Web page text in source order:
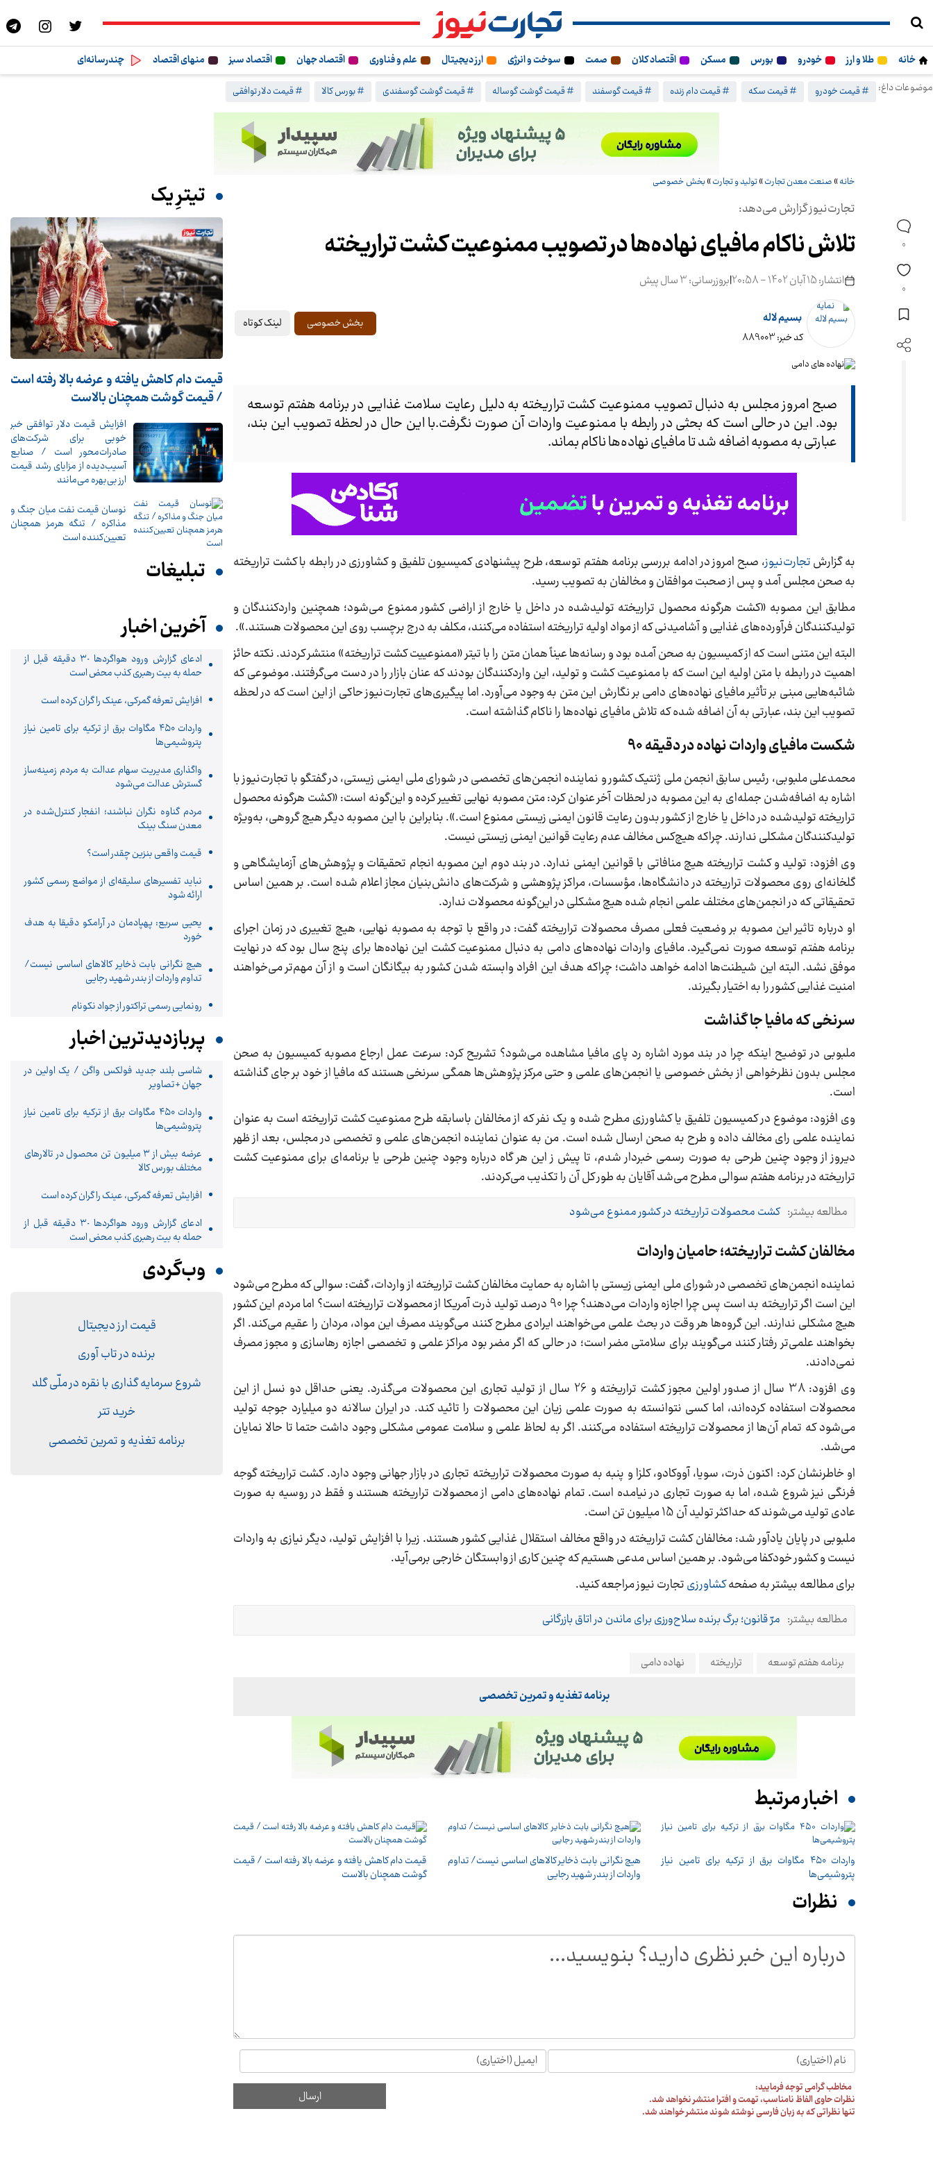
خانه طلا و ارز خودرو بورس مسکن اقتصاد کلان صمت سوخت و انرژی ارز دیجیتال علم و فناوری اقتصاد جهان اقتصاد سبز منهای اقتصاد
چندرسانه‌ای
موضوعات داغ:
# قیمت خودرو # قیمت سکه # قیمت دام زنده # قیمت گوسفند # قیمت گوشت گوساله # قیمت گوشت گوسفندی # بورس کالا # قیمت دلار توافقی
0
0
خانه» صنعت معدن تجارت»تولید و تجارت»بخش خصوصی
تجارت‌نیوز گزارش می‌دهد:
تلاش ناکام مافیای نهاده‌ها در تصویب ممنوعیت کشت تراریخته
انتشار: 15 آبان 1402 - 20:58 |بروزرسانی: 3 سال پیش
بسیم لاله
کد خبر: 889003
بخش خصوصی لینک کوتاه
صبح امروز مجلس به دنبال تصویب ممنوعیت کشت تراریخته به دلیل رعایت سلامت غذایی در برنامه هفتم توسعه
بود. این در حالی است که بحثی در رابطه با ممنوعیت واردات آن صورت نگرفت.با این حال در لحظه تصویب این بند،
عبارتی به مصوبه اضافه شد تا مافیای نهاده‌ها ناکام بماند.
به گزارشتجارت‌نیوز، صبح امروز در ادامه بررسی برنامه هفتم توسعه، طرح پیشنهادی کمیسیون تلفیق و کشاورزی در رابطه با کشت تراریخته
به صحن مجلس آمد و پس از صحبت موافقان و مخالفان به تصویب رسید.
مطابق این مصوبه «کشت هرگونه محصول تراریخته تولیدشده در داخل یا خارج از اراضی کشور ممنوع می‌شود؛ همچنین واردکنندگان و
تولیدکنندگان فرآورده‌های غذایی و آشامیدنی که از مواد اولیه تراریخته استفاده می‌کنند، مکلف به درج برچسب روی این محصولات هستند.».
البته این متنی است که از کمیسیون به صحن آمده بود و رسانه‌ها عیناً همان متن را با تیتر «ممنوعییت کشت تراریخته» منتشر کردند. نکته حائز
اهمیت در رابطه با متن اولیه این است که با ممنوعیت کشت و تولید، این واردکنندگان بودند که عنان بازار را در دست می‌گرفتند. موضوعی که
شائبه‌هایی مبنی بر تأثیر مافیای نهاده‌های دامی بر نگارش این متن به وجود می‌آورد. اما پیگیری‌های تجارت‌نیوز حاکی از این است که در لحظه
تصویب این بند، عبارتی به آن اضافه شده که تلاش مافیای نهاده‌ها را ناکام گذاشته است.
شکست مافیای واردات نهاده در دقیقه 90
محمدعلی ملبوبی، رئیس سابق انجمن ملی ژنتیک کشور و نماینده انجمن‌های تخصصی در شورای ملی ایمنی زیستی، در گفتگو با تجارت‌نیوز با
اشاره به اضافه‌شدن جمله‌ای به این مصوبه در لحظات آخر عنوان کرد: متن مصوبه نهایی تغییر کرده و این‌گونه است: «کشت هرگونه محصول
تراریخته تولیدشده در داخل یا خارج از کشور بدون رعایت قانون ایمنی زیستی ممنوع است.». بنابراین با این مصوبه دیگر هیچ گروهی، به‌ویژه
تولیدکنندگان مشکلی ندارند. چراکه هیچ‌کس مخالف عدم رعایت قوانین ایمنی زیستی نیست.
وی افزود: تولید و کشت تراریخته هیچ منافاتی با قوانین ایمنی ندارد. در بند دوم این مصوبه انجام تحقیقات و پژوهش‌های آزمایشگاهی و
گلخانه‌ای روی محصولات تراریخته در دانشگاه‌ها، مؤسسات، مراکز پژوهشی و شرکت‌های دانش‌بنیان مجاز اعلام شده است. بر همین اساس
تحقیقاتی که در انجمن‌های مختلف علمی انجام شده هیچ مشکلی در این‌گونه محصولات ندارد.
او درباره تاثیر این مصوبه بر وضعیت فعلی مصرف محصولات تراریخته گفت: در واقع با توجه به مصوبه نهایی، هیچ تغییری در زمان اجرای
برنامه هفتم توسعه صورت نمی‌گیرد. مافیای واردات نهاد‌ه‌های دامی به دنبال ممنوعیت کشت این نهاده‌ها برای پنج سال بود که در نهایت
موفق نشد. البته این شیطنت‌ها ادامه خواهد داشت؛ چراکه هدف این افراد وابسته شدن کشور به بیگانگان است و از آن مهم‌تر می‌خواهند
امنیت غذایی کشور را به اختیار بگیرند.
سرنخی که مافیا جا گذاشت
ملبوبی در توضیح اینکه چرا در بند مورد اشاره رد پای مافیا مشاهده می‌شود؟ تشریح کرد: سرعت عمل ارجاع مصوبه کمیسیون به صحن
مجلس بدون نظرخواهی از بخش خصوصی یا انجمن‌های علمی و حتی مرکز پژوهش‌ها همگی سرنخی هستند که مافیا از خود بر جای گذاشته
است.
وی افزود: موضوع در کمیسیون تلفیق یا کشاورزی مطرح شده و یک نفر که از مخالفان باسابقه طرح ممنوعیت کشت تراریخته است به عنوان
نماینده علمی رای مخالف داده و طرح به صحن ارسال شده است. من به عنوان نماینده انجمن‌های علمی و تخصصی در مجلس، بعد از ظهر
دیروز از وجود چنین طرحی به صورت رسمی خبردار شدم، تا پیش ز این هر گاه درباره وجود چنین طرحی یا برنامه‌ای برای ممنوعیت کشت
تراریخته در برنامه هفتم سوالی مطرح می‌شد آقایان به طور کل آن را تکذیب می‌کردند.
مطالعه بیشتر: کشت محصولات تراریخته در کشور ممنوع می‌شود
مخالفان کشت تراریخته؛ حامیان واردات
نماینده انجمن‌های تخصصی در شورای ملی ایمنی زیستی با اشاره به حمایت مخالفان کشت تراریخته از واردات، گفت: سوالی که مطرح می‌شود
این است اگر تراریخته بد است پس چرا اجازه واردات می‌دهند؟ چرا 90 درصد تولید ذرت آمریکا از محصولات تراریخته است؟ اما مردم این کشور
هیچ مشکلی ندارند. این گروه‌ها هر وقت در بحث علمی می‌خواهند ایرادی مطرح کنند می‌گویند مصرف این مواد، مردان را عقیم می‌کند. اگر
بخواهند علمی‌تر رفتار کنند می‌گویند برای سلامتی مضر است؛ در حالی که اگر مضر بود مراکز علمی و تخصصی اجازه رها‌سازی و مجوز مصرف
نمی‌دادند.
وی افزود: 38 سال از صدور اولین مجوز کشت تراریخته و 26 سال از تولید تجاری این محصولات می‌گذرد. یعنی حداقل دو نسل از این
محصولات استفاده کرده‌اند، اما کسی نتوانسته به صورت علمی زیان این محصولات را تائید کند. در ایران سالانه دو میلیارد جوجه تولید
می‌شود که تمام آن‌ها از محصولات تراریخته استفاده می‌کنند. اگر به لحاظ علمی و سلامت عمومی مشکلی وجود داشت حتما تا حالا نمایان
می‌شد.
او خاطرنشان کرد: اکنون ذرت، سویا، آووکادو، کلزا و پنبه به صورت محصولات تراریخته تجاری در بازار جهانی وجود دارد. کشت تراریخته گوجه
فرنگی نیز شروع شده، اما به صورت تجاری در نیامده است. تمام نهاده‌های دامی از محصولات تراریخته هستند و فقط در روسیه به صورت
عادی تولید می‌شوند که حداکثر تولید آن 15 میلیون تن است.
ملبوبی در پایان یادآور شد: مخالفان کشت تراریخته در واقع مخالف استقلال غذایی کشور هستند. زیرا با افزایش تولید، دیگر نیازی به واردات
نیست و کشور خودکفا می‌شود. بر همین اساس مدعی هستیم که چنین کاری از وابستگان خارجی برمی‌آید.
برای مطالعه بیشتر به صفحهکشاورزیتجارت نیوز مراجعه کنید.
مطالعه بیشتر: مرّ قانون؛ برگ برنده سلاح‌ورزی برای ماندن در اتاق بازرگانی
برنامه هفتم توسعه تراریخته نهاده دامی
برنامه تغذیه و تمرین تخصصی
اخبار مرتبط
واردات ۴۵۰ مگاوات برق از ترکیه برای تامین نیاز
پتروشیمی‌ها
هیچ نگرانی بابت ذخایر کالاهای اساسی نیست/ تداوم
واردات از بندر شهید رجایی
قیمت دام کاهش یافته و عرضه بالا رفته است / قیمت
گوشت همچنان بالاست
نظرات
مخاطب گرامی توجه فرمایید:
نظرات حاوی الفاظ نامناسب، تهمت و افترا منتشر نخواهد شد.
تنها نظراتی که به زبان فارسی نوشته شوند منتشر خواهند شد.
تیترِ یک
قیمت دام کاهش یافته و عرضه بالا رفته است
/ قیمت گوشت همچنان بالاست
افزایش قیمت دلار توافقی خبر
خوبی برای شرکت‌های
صادرات‌محور است / صنایع
آسیب‌دیده از مزایای رشد قیمت
ارز بی‌بهره می‌مانند
نوسان قیمت نفت میان جنگ و
مذاکره / تنگه هرمز همچنان
تعیین‌کننده است
تبلیغات
آخرین اخبار
ادعای گزارش ورود هواگردها ٣٠ دقیقه قبل از
حمله به بیت رهبری کذب محض است
افزایش تعرفه گمرکی، عینک را گران کرده است
واردات ۴۵۰ مگاوات برق از ترکیه برای تامین نیاز
پتروشیمی‌ها
واگذاری مدیریت سهام عدالت به مردم زمینه‌ساز
گسترش عدالت می‌شود
مردم گناوه نگران نباشند؛ انفجار کنترل‌شده در
معدن سنگ بینک
قیمت واقعی بنزین چقدر است؟
نباید تفسیرهای سلیقه‌ای از مواضع رسمی کشور
ارائه شود
یحیی سریع: پهپادمان در آرامکو دقیقا به هدف
خورد
هیچ نگرانی بابت ذخایر کالاهای اساسی نیست/
تداوم واردات از بندر شهید رجایی
رونمایی رسمی تراکتور از جواد نکونام
پربازدیدترین اخبار
شاسی بلند جدید فولکس واگن / یک اولین در
جهان +تصاویر
واردات ۴۵۰ مگاوات برق از ترکیه برای تامین نیاز
پتروشیمی‌ها
عرضه بیش از ۳ میلیون تن محصول در تالارهای
مختلف بورس کالا
افزایش تعرفه گمرکی، عینک را گران کرده است
ادعای گزارش ورود هواگردها ٣٠ دقیقه قبل از
حمله به بیت رهبری کذب محض است
وب‌گردی
قیمت ارز دیجیتال
برنده در تاب آوری
شروع سرمایه گذاری با نقره در ملّی گلد
خرید تتر
برنامه تغذیه و تمرین تخصصی